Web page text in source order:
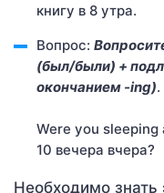
книгу в 8 утра.
Вопрос:
(был/были) +
окончанием -ing).
Were you
10 вечера вчера?
Необходимо знать